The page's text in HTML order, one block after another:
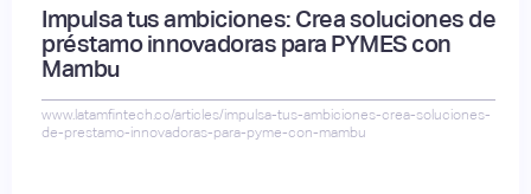
Impulsa tus ambiciones: Crea soluciones de
préstamo innovadoras para PYMES con
Mambu
www.latamfintech.co/articles/impulsa-tus-ambiciones-crea-soluciones-
de-prestamo-innovadoras-para-pyme-con-mambu